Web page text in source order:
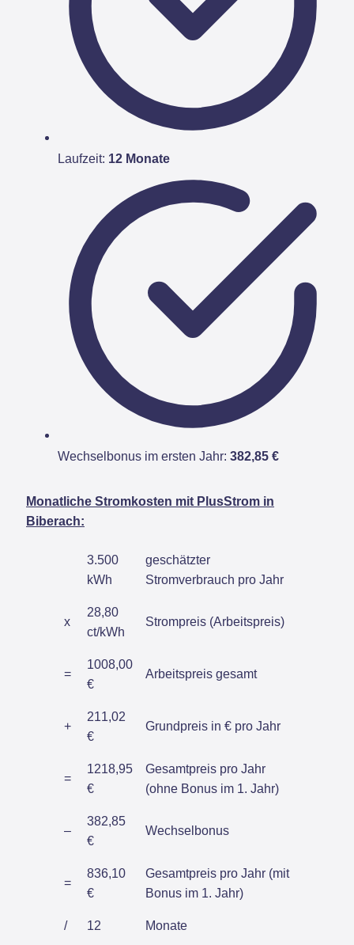
Laufzeit: 12 Monate
Wechselbonus im ersten Jahr: 382,85 €
Monatliche Stromkosten mit PlusStrom in
Biberach:
3.500
kWh
geschätzter
Stromverbrauch pro Jahr
x
28,80
ct/kWh
Strompreis (Arbeitspreis)
=
1008,00
€
Arbeitspreis gesamt
+
211,02
€
Grundpreis in € pro Jahr
=
1218,95
€
Gesamtpreis pro Jahr
(ohne Bonus im 1. Jahr)
–
382,85
€
Wechselbonus
=
836,10
€
Gesamtpreis pro Jahr (mit
Bonus im 1. Jahr)
/ 12 Monate